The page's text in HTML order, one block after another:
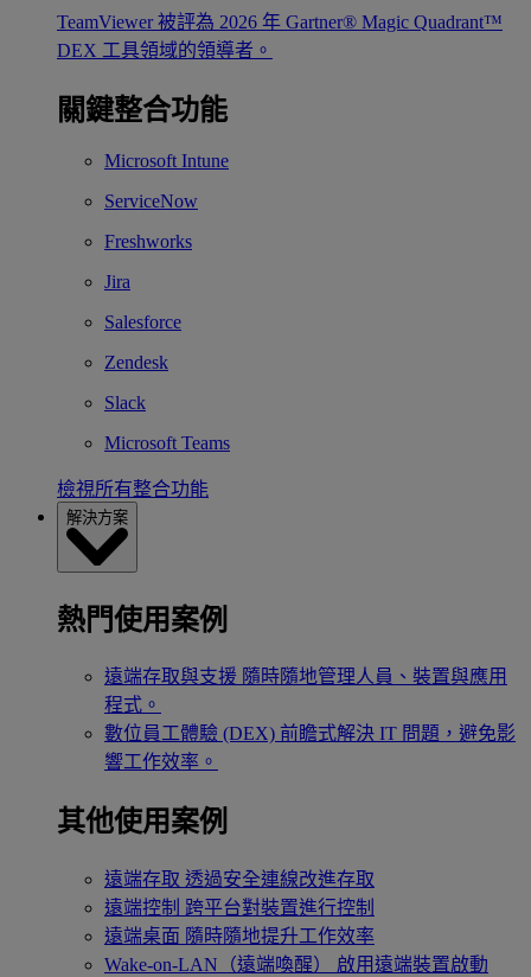
TeamViewer 被評為 2026 年 Gartner® Magic Quadrant™
DEX 工具領域的領導者。
關鍵整合功能
Microsoft Intune
ServiceNow
Freshworks
Jira
Salesforce
Zendesk
Slack
Microsoft Teams
檢視所有整合功能
解決方案
熱門使用案例
遠端存取與支援 隨時隨地管理人員、裝置與應用
程式。
數位員工體驗 (DEX) 前瞻式解決 IT 問題，避免影
響工作效率。
其他使用案例
遠端存取 透過安全連線改進存取
遠端控制 跨平台對裝置進行控制
遠端桌面 隨時隨地提升工作效率
Wake-on-LAN（遠端喚醒）
啟用遠端裝置啟動